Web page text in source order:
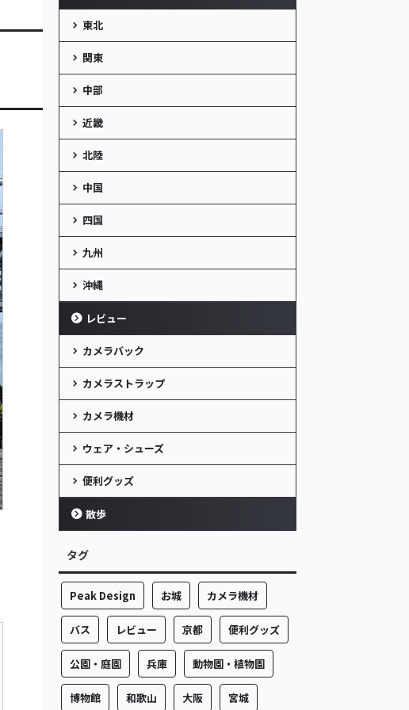
東北
関東
中部
近畿
北陸
中国
四国
九州
沖縄
レビュー
カメラバック
カメラストラップ
カメラ機材
ウェア・シューズ
便利グッズ
散歩
タグ
Peak Design お城 カメラ機材
バス レビュー 京都 便利グッズ
公園・庭園 兵庫 動物園・植物園
博物館 和歌山 大阪 宮城